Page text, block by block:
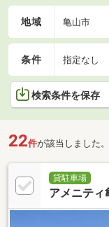
地域 亀山市
条件 指定なし
検索条件を保存
22件が該当しました。
貸駐車場
アメニティ